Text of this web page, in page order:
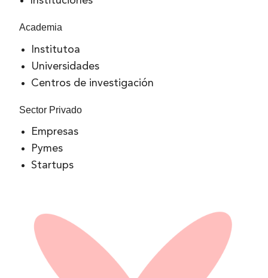
Academia
Institutoa
Universidades
Centros de investigación
Sector Privado
Empresas
Pymes
Startups